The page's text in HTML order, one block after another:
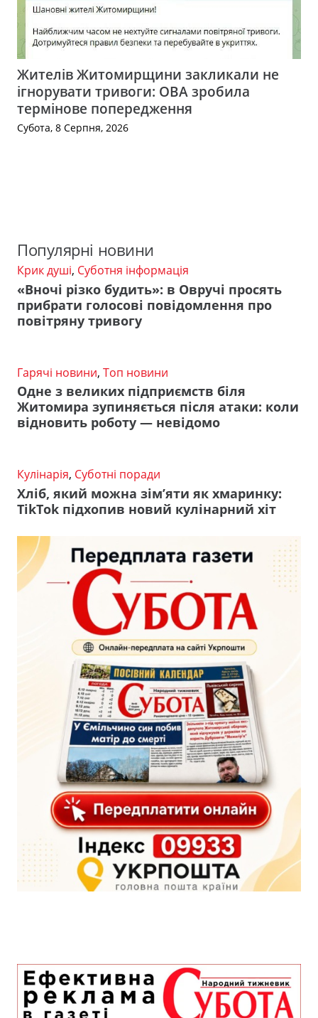
Жителів Житомирщини закликали не
ігнорувати тривоги: ОВА зробила
термінове попередження
Субота, 8 Серпня, 2026
Популярні новини
Крик душі, Суботня інформація
«Вночі різко будить»: в Овручі просять
прибрати голосові повідомлення про
повітряну тривогу
Гарячі новини, Топ новини
Одне з великих підприємств біля
Житомира зупиняється після атаки: коли
відновить роботу — невідомо
Кулінарія, Суботні поради
Хліб, який можна зім’яти як хмаринку:
TikTok підхопив новий кулінарний хіт